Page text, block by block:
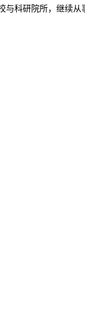
与科研院所，继续从